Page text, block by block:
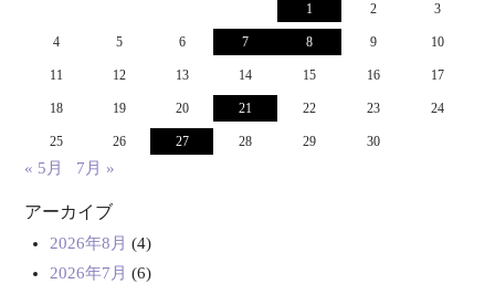
1 2 3
4 5 6 7 8 9 10
11 12 13 14 15 16 17
18 19 20 21 22 23 24
25 26 27 28 29 30
« 5月 7月 »
アーカイブ
2026年8月 (4)
2026年7月 (6)